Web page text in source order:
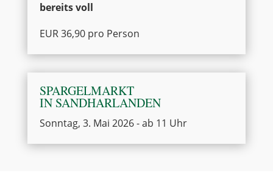
bereits voll
EUR 36,90 pro Person
SPARGELMARKT
IN SANDHARLANDEN
Sonntag, 3. Mai 2026 - ab 11 Uhr